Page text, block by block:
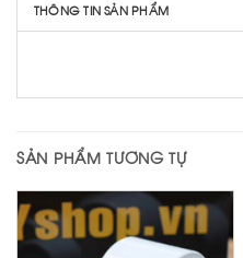
THÔNG TIN SẢN PHẨM
SẢN PHẨM TƯƠNG TỰ